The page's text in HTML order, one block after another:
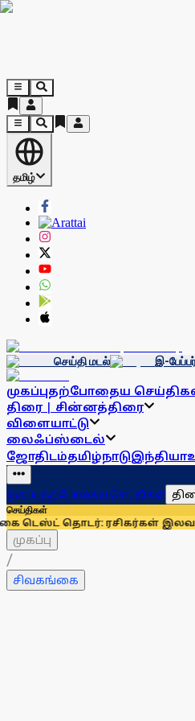
தமிழ்
செய்தி மடல் இ-
முகப்புதற்போதைய
திரை | சின்னத்திரை
விளையாட்டு
லைஃப்ஸ்டைல்
ஜோதிடம்தமிழ்நாடுஇந்தியா
முகப்புதற்போதைய செய்திகள்
செய்திகள்
தொடர்: ரசிகர்கள் இலவசமாக
முகப்பு
/
சிவகங்கை